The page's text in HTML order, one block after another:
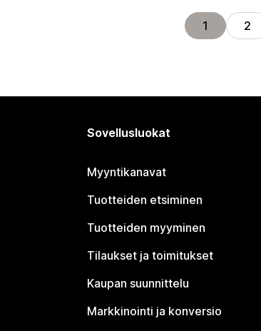
1 2
Sovellusluokat
Myyntikanavat
Tuotteiden etsiminen
Tuotteiden myyminen
Tilaukset ja toimitukset
Kaupan suunnittelu
Markkinointi ja konversio